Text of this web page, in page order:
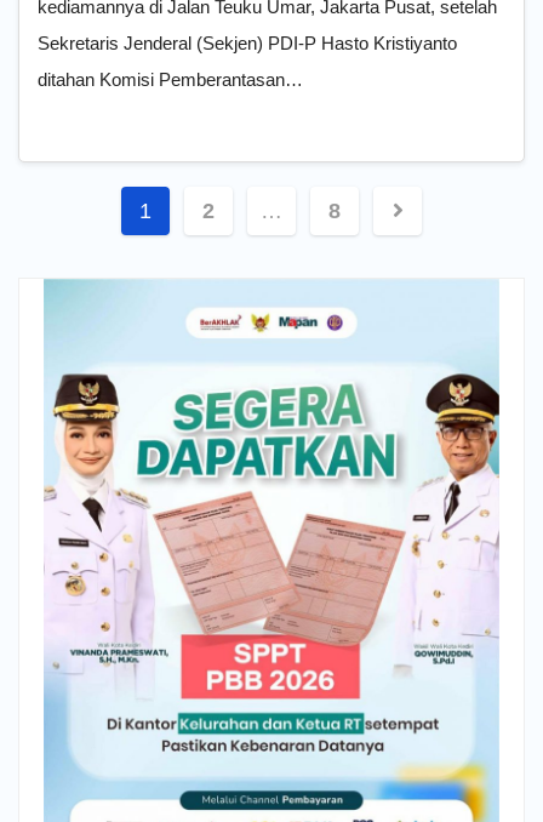
kediamannya di Jalan Teuku Umar, Jakarta Pusat, setelah
Sekretaris Jenderal (Sekjen) PDI-P Hasto Kristiyanto
ditahan Komisi Pemberantasan…
Paginasi
pos
1 2 … 8